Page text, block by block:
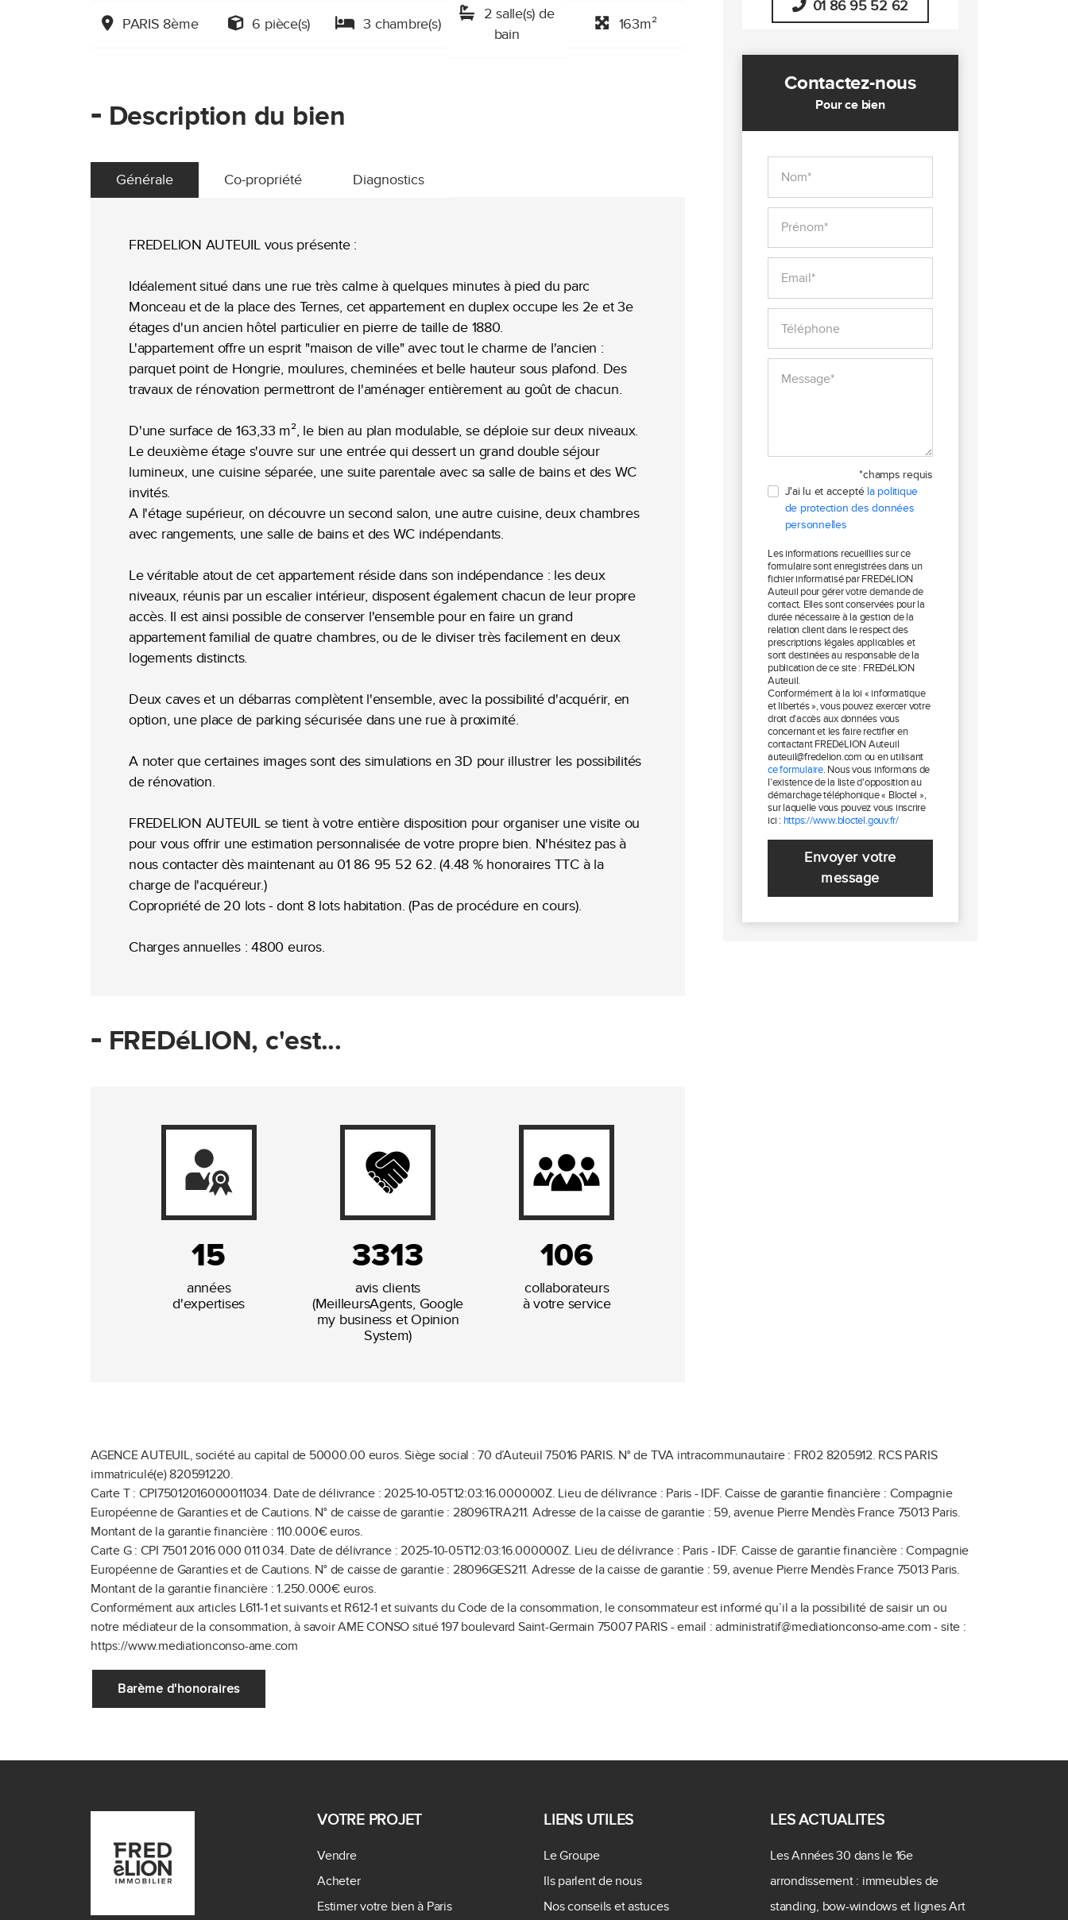
PARIS 8ème 6 pièce(s) 3 chambre(s)
2 salle(s) de
bain
163m²
- Description du bien
Générale Co-propriété Diagnostics
FREDELION AUTEUIL vous présente :
Idéalement situé dans une rue très calme à quelques minutes à pied du parc
Monceau et de la place des Ternes, cet appartement en duplex occupe les 2e et 3e
étages d'un ancien hôtel particulier en pierre de taille de 1880.
L'appartement offre un esprit "maison de ville" avec tout le charme de l'ancien :
parquet point de Hongrie, moulures, cheminées et belle hauteur sous plafond. Des
travaux de rénovation permettront de l'aménager entièrement au goût de chacun.
D'une surface de 163,33 m², le bien au plan modulable, se déploie sur deux niveaux.
Le deuxième étage s'ouvre sur une entrée qui dessert un grand double séjour
lumineux, une cuisine séparée, une suite parentale avec sa salle de bains et des WC
invités.
A l'étage supérieur, on découvre un second salon, une autre cuisine, deux chambres
avec rangements, une salle de bains et des WC indépendants.
Le véritable atout de cet appartement réside dans son indépendance : les deux
niveaux, réunis par un escalier intérieur, disposent également chacun de leur propre
accès. Il est ainsi possible de conserver l'ensemble pour en faire un grand
appartement familial de quatre chambres, ou de le diviser très facilement en deux
logements distincts.
Deux caves et un débarras complètent l'ensemble, avec la possibilité d'acquérir, en
option, une place de parking sécurisée dans une rue à proximité.
A noter que certaines images sont des simulations en 3D pour illustrer les possibilités
de rénovation.
FREDELION AUTEUIL se tient à votre entière disposition pour organiser une visite ou
pour vous offrir une estimation personnalisée de votre propre bien. N'hésitez pas à
nous contacter dès maintenant au 01 86 95 52 62. (4.48 % honoraires TTC à la
charge de l'acquéreur.)
Copropriété de 20 lots - dont 8 lots habitation. (Pas de procédure en cours).
Charges annuelles : 4800 euros.
- FREDéLION, c'est...
15
années
d'expertises
3313
avis clients
(MeilleursAgents, Google
my business et Opinion
System)
106
collaborateurs
à votre service
01 86 95 52 62
Contactez-nous
Pour ce bien
*champs requis
J'ai lu et accepté la politique
de protection des données
personnelles
Les informations recueillies sur ce
formulaire sont enregistrées dans un
fichier informatisé par FREDéLION
Auteuil pour gérer votre demande de
contact. Elles sont conservées pour la
durée nécessaire à la gestion de la
relation client dans le respect des
prescriptions légales applicables et
sont destinées au responsable de la
publication de ce site : FREDéLION
Auteuil.
Conformément à la loi « informatique
et libertés », vous pouvez exercer votre
droit d'accès aux données vous
concernant et les faire rectifier en
contactant FREDéLION Auteuil
auteuil@fredelion.com ou en utilisant
ce formulaire. Nous vous informons de
l’existence de la liste d'opposition au
démarchage téléphonique « Bloctel »,
sur laquelle vous pouvez vous inscrire
ici : https://www.bloctel.gouv.fr/
Envoyer votre
message
AGENCE AUTEUIL, société au capital de 50000.00 euros.Siège social : 70 d’Auteuil 75016 PARIS. N° de TVA intracommunautaire : FR02 8205912. RCS PARIS
immatriculé(e) 820591220.
Carte T : CPI75012016000011034. Date de délivrance : 2025-10-05T12:03:16.000000Z. Lieu de délivrance : Paris - IDF. Caisse de garantie financière : Compagnie
Européenne de Garanties et de Cautions. N° de caisse de garantie : 28096TRA211. Adresse de la caisse de garantie : 59, avenue Pierre Mendès France 75013 Paris.
Montant de la garantie financière : 110.000€ euros.
Carte G : CPI 7501 2016 000 011 034. Date de délivrance : 2025-10-05T12:03:16.000000Z. Lieu de délivrance : Paris - IDF. Caisse de garantie financière : Compagnie
Européenne de Garanties et de Cautions. N° de caisse de garantie : 28096GES211. Adresse de la caisse de garantie : 59, avenue Pierre Mendès France 75013 Paris.
Montant de la garantie financière : 1.250.000€ euros.
Conformément aux articles L611-1 et suivants et R612-1 et suivants du Code de la consommation, le consommateur est informé qu’il a la possibilité de saisir un ou
notre médiateur de la consommation, à savoir AME CONSO situé 197 boulevard Saint-Germain 75007 PARIS - email : administratif@mediationconso-ame.com - site :
https://www.mediationconso-ame.com
Barème d'honoraires
VOTRE PROJET
Vendre
Acheter
Estimer votre bien à Paris
LIENS UTILES
Le Groupe
Ils parlent de nous
Nos conseils et astuces
LES ACTUALITES
Les Années 30 dans le 16e
arrondissement : immeubles de
standing, bow-windows et lignes Art